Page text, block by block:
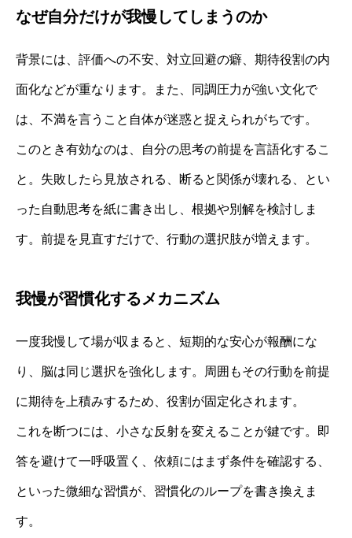
なぜ自分だけが我慢してしまうのか
背景には、評価への不安、対立回避の癖、期待役割の内
面化などが重なります。また、同調圧力が強い文化で
は、不満を言うこと自体が迷惑と捉えられがちです。
このとき有効なのは、自分の思考の前提を言語化するこ
と。失敗したら見放される、断ると関係が壊れる、とい
った自動思考を紙に書き出し、根拠や別解を検討しま
す。前提を見直すだけで、行動の選択肢が増えます。
我慢が習慣化するメカニズム
一度我慢して場が収まると、短期的な安心が報酬にな
り、脳は同じ選択を強化します。周囲もその行動を前提
に期待を上積みするため、役割が固定化されます。
これを断つには、小さな反射を変えることが鍵です。即
答を避けて一呼吸置く、依頼にはまず条件を確認する、
といった微細な習慣が、習慣化のループを書き換えま
す。